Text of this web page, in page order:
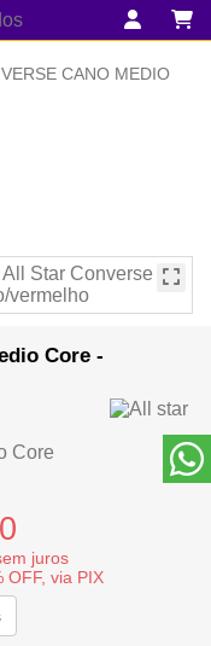
CANO MEDIO
Core -
Core
juros
OFF, via PIX